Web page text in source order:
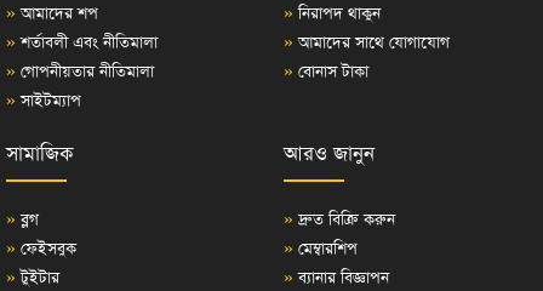
» আমাদের শপ
» শর্তাবলী এবং নীতিমালা
» গোপনীয়তার নীতিমালা
» সাইটম্যাপ
» নিরাপদ থাকুন
» আমাদের সাথে যোগাযোগ
» বোনাস টাকা
সামাজিক
» ব্লগ
» ফেইসবুক
» টুইটার
আরও জানুন
» দ্রুত বিক্রি করুন
» মেম্বারশিপ
» ব্যানার বিজ্ঞাপন